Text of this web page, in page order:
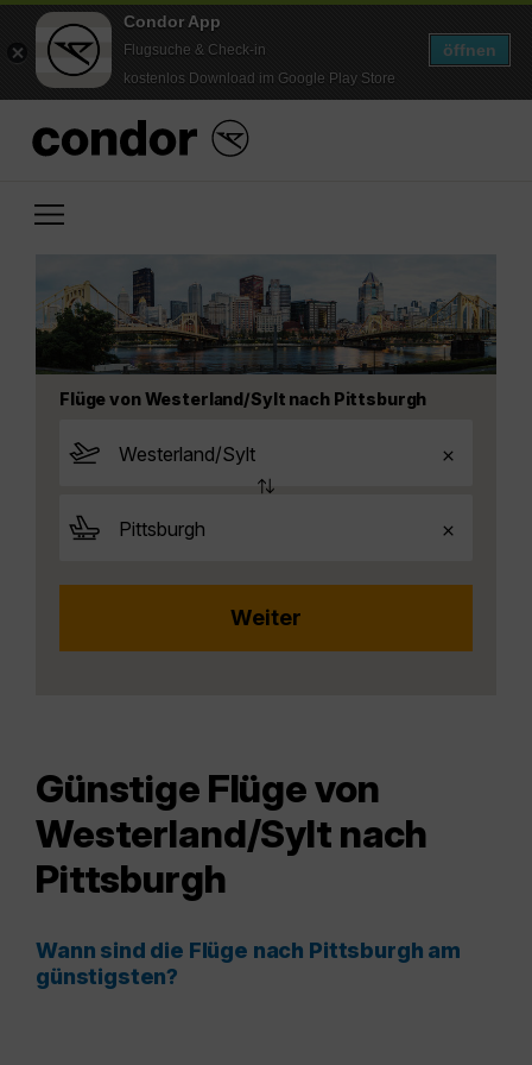
Condor App
Flugsuche & Check-in
kostenlos Download im Google Play Store
öffnen
Flüge von Westerland/Sylt nach Pittsburgh
Günstige Flüge von
Westerland/Sylt nach
Pittsburgh
Wann sind die Flüge nach Pittsburgh am
günstigsten?